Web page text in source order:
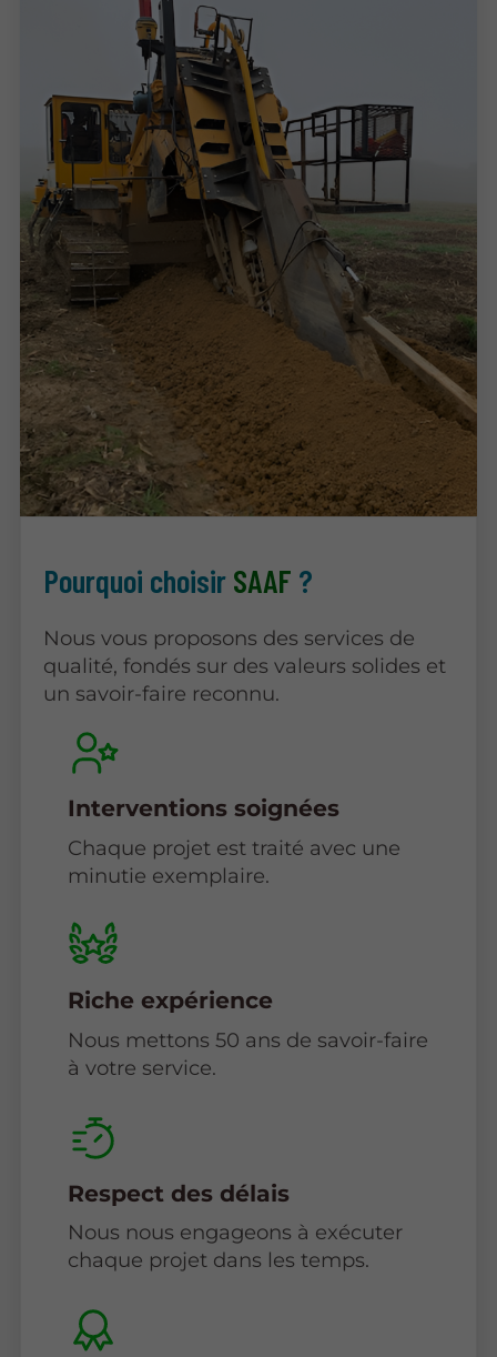
Pourquoi choisir SAAF ?
Nous vous proposons des services de
qualité, fondés sur des valeurs solides et
un savoir-faire reconnu.
Interventions soignées
Chaque projet est traité avec une
minutie exemplaire.
Riche expérience
Nous mettons 50 ans de savoir-faire
à votre service.
Respect des délais
Nous nous engageons à exécuter
chaque projet dans les temps.